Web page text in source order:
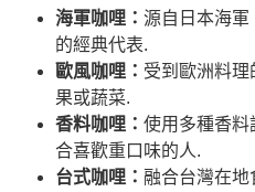
海軍咖哩： 源自日本海軍
的經典代表.
歐風咖哩： 受到歐洲料
果或蔬菜.
香料咖哩： 使用多種香料
合喜歡重口味的人.
台式咖哩： 融合台灣在